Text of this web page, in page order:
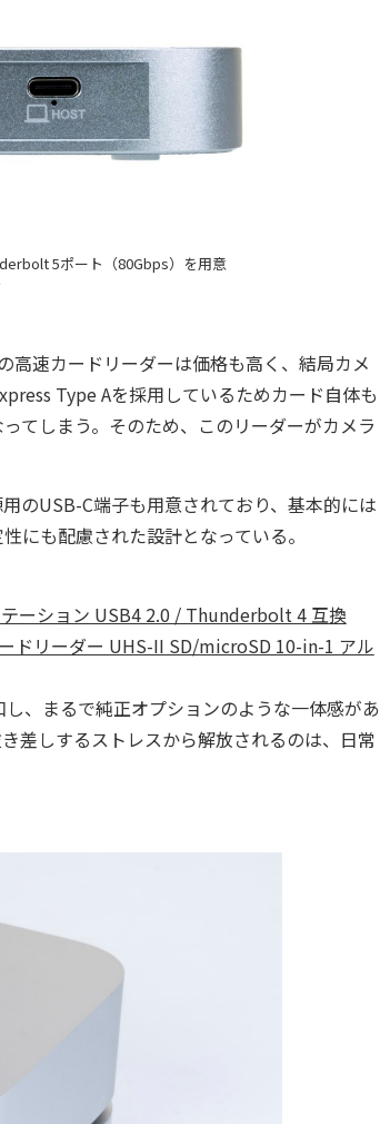
5ポート（80Gbps）を用意
速カードリーダーは価格も高く、結局カメ
Type Aを採用しているためカード自体も
てしまう。そのため、このリーダーがカメラ
USB-C端子も用意されており、基本的には
にも配慮された設計となっている。
ーション USB4 2.0 / Thunderbolt 4 互換
ドリーダー UHS-II SD/microSD 10-in-1 アル
、まるで純正オプションのような一体感があ
差しするストレスから解放されるのは、日常